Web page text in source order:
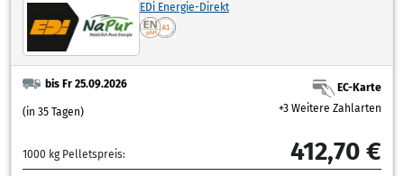
EDi Energie-Direkt
bis Fr 25.09.2026
(in 35 Tagen)
EC-Karte
+3 Weitere Zahlarten
1000 kg Pelletspreis: 412,70 €